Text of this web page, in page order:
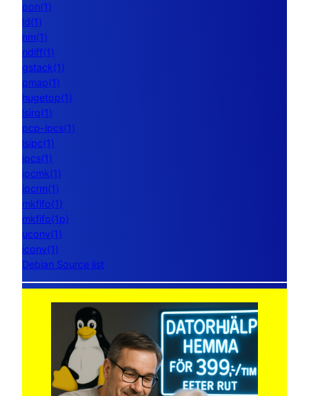
pon(1)
ld(1)
nm(1)
ndiff(1)
gstack(1)
pmap(1)
hugetop(1)
lsirq(1)
pcp-ipcs(1)
lsipc(1)
ipcs(1)
ipcmk(1)
ipcrm(1)
mkfifo(1)
mkfifo(1p)
uconv(1)
iconv(1)
Debian Source list